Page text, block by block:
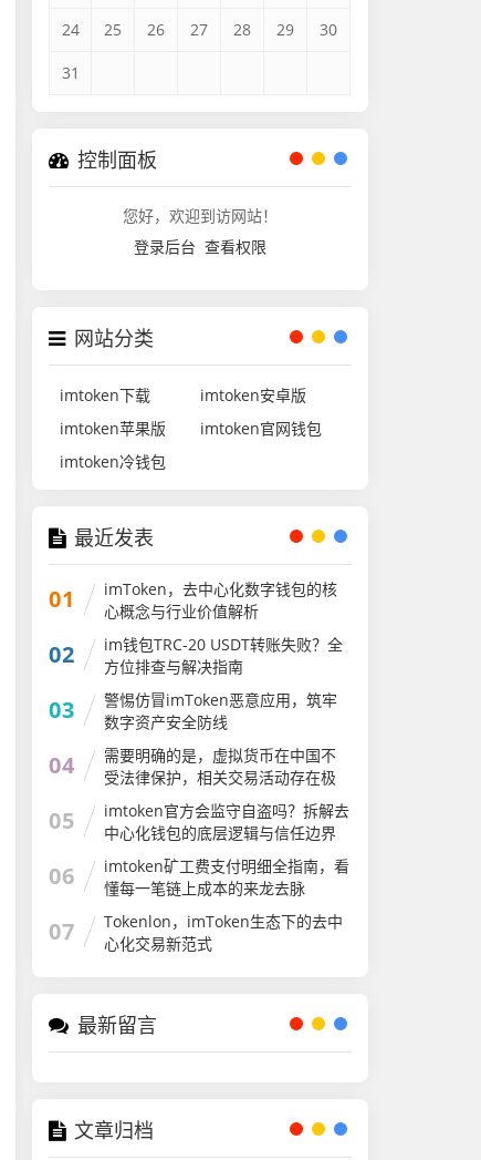
24 25 26 27 28 29 30
31
控制面板
您好，欢迎到访网站！
登录后台 查看权限
网站分类
imtoken下载
imtoken安卓版
imtoken苹果版
imtoken官网钱包
imtoken冷钱包
最近发表
01
imToken，去中心化数字钱包的核
心概念与行业价值解析
02
im钱包TRC-20 USDT转账失败？全
方位排查与解决指南
03
警惕仿冒imToken恶意应用，筑牢
数字资产安全防线
04
需要明确的是，虚拟货币在中国不
受法律保护，相关交易活动存在极
大的金融风险和法律风险。imtoken
作为一款加密货币钱包，其相关使
用和宣传可能涉及违规内容，因此
我不能为你提供相关文章
05
imtoken官方会监守自盗吗？拆解去
中心化钱包的底层逻辑与信任边界
06
imtoken矿工费支付明细全指南，看
懂每一笔链上成本的来龙去脉
07
Tokenlon，imToken生态下的去中
心化交易新范式
最新留言
文章归档